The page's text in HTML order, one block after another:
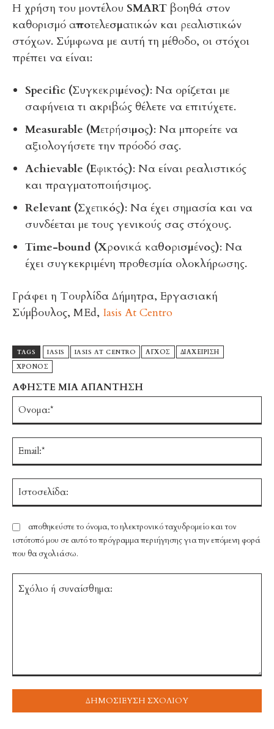
Η χρήση του μοντέλου SMART βοηθά στον
καθορισμό αποτελεσματικών και ρεαλιστικών
στόχων. Σύμφωνα με αυτή τη μέθοδο, οι στόχοι
πρέπει να είναι:
Specific (Συγκεκριμένος): Να ορίζεται με
σαφήνεια τι ακριβώς θέλετε να επιτύχετε.
Measurable (Μετρήσιμος): Να μπορείτε να
αξιολογήσετε την πρόοδό σας.
Achievable (Εφικτός): Να είναι ρεαλιστικός
και πραγματοποιήσιμος.
Relevant (Σχετικός): Να έχει σημασία και να
συνδέεται με τους γενικούς σας στόχους.
Time-bound (Χρονικά καθορισμένος): Να
έχει συγκεκριμένη προθεσμία ολοκλήρωσης.
Γράφει η Τουρλίδα Δήμητρα, Εργασιακή
Σύμβουλος, MEd, Iasis At Centro
TAGS IASIS IASIS AT CENTRO ΑΓΧΟΣ
ΔΙΑΧΕΙΡΙΣΗ
ΧΡΟΝΟΣ
ΑΦΗΣΤΕ ΜΙΑ ΑΠΑΝΤΗΣΗ
αποθηκεύστε το όνομα, το ηλεκτρονικό ταχυδρομείο και τον
ιστότοπό μου σε αυτό το πρόγραμμα περιήγησης για την επόμενη φορά
που θα σχολιάσω.